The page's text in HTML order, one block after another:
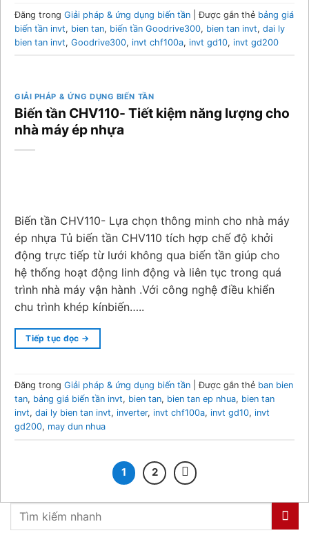
Đăng trong Giải pháp & ứng dụng biến tần |Được gắn thẻ bảng giá
biến tần invt, bien tan, biến tần Goodrive300, bien tan invt, dai ly
bien tan invt, Goodrive300, invt chf100a, invt gd10, invt gd200
GIẢI PHÁP & ỨNG DỤNG BIẾN TẦN
Biến tần CHV110- Tiết kiệm năng lượng cho
nhà máy ép nhựa
Biến tần CHV110- Lựa chọn thông minh cho nhà máy
ép nhựa Tủ biến tần CHV110 tích hợp chế độ khởi
động trực tiếp từ lưới không qua biến tần giúp cho
hệ thống hoạt động linh động và liên tục trong quá
trình nhà máy vận hành .Với công nghệ điều khiển
chu trình khép kínbiến…..
Tiếp tục đọc →
Đăng trong Giải pháp & ứng dụng biến tần |Được gắn thẻ ban bien
tan, bảng giá biến tần invt, bien tan, bien tan ep nhua, bien tan
invt, dai ly bien tan invt, inverter, invt chf100a, invt gd10, invt
gd200, may dun nhua
1 2